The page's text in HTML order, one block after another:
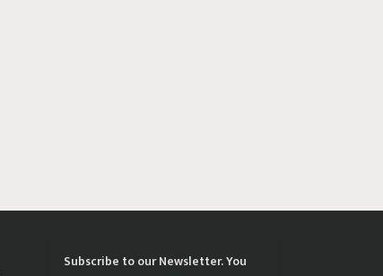
Subscribe to our Newsletter. You